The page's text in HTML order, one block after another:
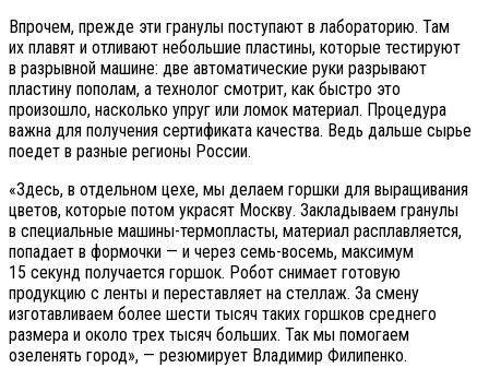
Впрочем, прежде эти гранулы поступают в лабораторию. Там
их плавят и отливают небольшие пластины, которые тестируют
в разрывной машине: две автоматические руки разрывают
пластину пополам, а технолог смотрит, как быстро это
произошло, насколько упруг или ломок материал. Процедура
важна для получения сертификата качества. Ведь дальше сырье
поедет в разные регионы России.
«Здесь, в отдельном цехе, мы делаем горшки для выращивания
цветов, которые потом украсят Москву. Закладываем гранулы
в специальные машины-термопласты, материал расплавляется,
попадает в формочки — и через семь-восемь, максимум
15 секунд получается горшок. Робот снимает готовую
продукцию с ленты и переставляет на стеллаж. За смену
изготавливаем более шести тысяч таких горшков среднего
размера и около трех тысяч больших. Так мы помогаем
озеленять город», — резюмирует Владимир Филипенко.